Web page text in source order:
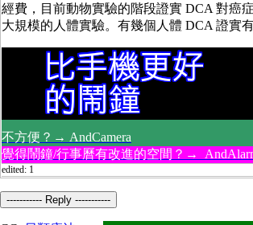
經費，目前動物實驗的階段證實 DCA 對癌
大規模的人體實驗。有幾個人體 DCA 證實有
不方便？→ AndCamera
覺得鬧鐘/行事曆有改進的空間？→
edited: 1
----------- Reply -----------